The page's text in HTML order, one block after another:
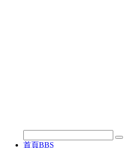
首頁BBS